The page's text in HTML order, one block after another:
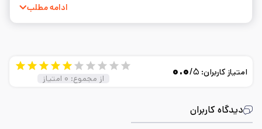
ادامه مطلب
دیدگاه کاربران
امتیاز کاربران: ۰.۰/۵
از مجموع: ۰ امتیاز